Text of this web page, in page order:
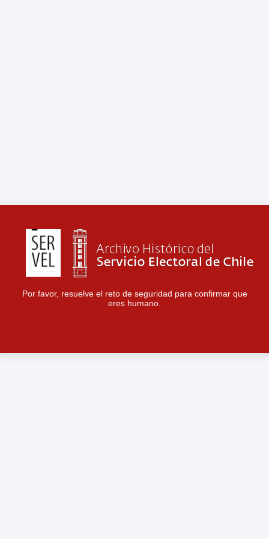
Por favor, resuelve el reto de seguridad para confirmar que
eres humano.